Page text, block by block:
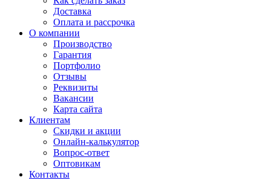
Доставка
Оплата и рассрочка
О компании
Производство
Гарантия
Портфолио
Отзывы
Реквизиты
Вакансии
Карта сайта
Клиентам
Скидки и акции
Онлайн-калькулятор
Вопрос-ответ
Оптовикам
Контакты